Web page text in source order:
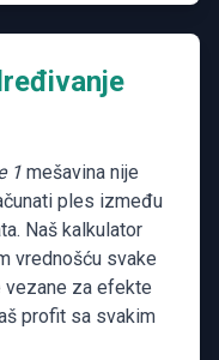
1 mešavina nije
ples između
Naš kalkulator
vrednošću svake
vezane za efekte
profit sa svakim